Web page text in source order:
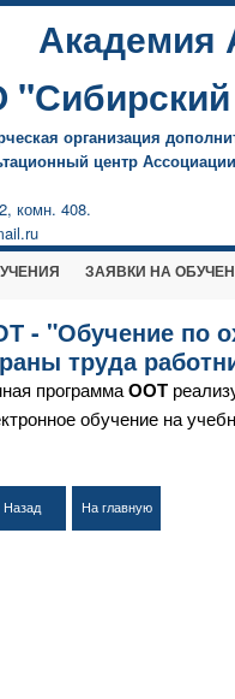
организация
центр
комн. 408.
ЗАЯВКИ НА
- "Обучение по
труда
программаООТ
обучение на
Назад На главную